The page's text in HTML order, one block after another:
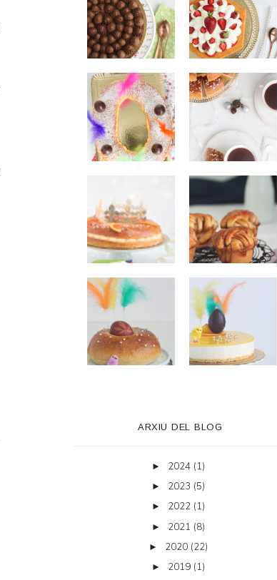
ARXIU DEL BLOG
► 2024 (1)
► 2023 (5)
► 2022 (1)
► 2021 (8)
► 2020 (22)
► 2019 (1)